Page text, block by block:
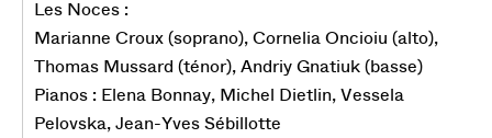
Les Noces :
Marianne Croux (soprano), Cornelia Oncioiu (alto),
Thomas Mussard (ténor), Andriy Gnatiuk (basse)
Pianos : Elena Bonnay, Michel Dietlin, Vessela
Pelovska, Jean-Yves Sébillotte